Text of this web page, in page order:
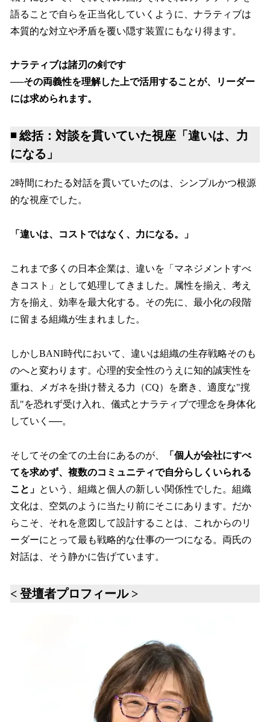
語ることで自らを正当化していくように、ナラティブは
本質的な対立や矛盾を覆い隠す装置にもなり得ます。
ナラティブは諸刃の剣です
──その両義性を理解した上で活用することが、リーダー
には求められます。
◾️ 総括：対談を貫いていた視座「違いは、力
になる」
2時間にわたる対話を貫いていたのは、シンプルかつ根源
的な視座でした。
「違いは、コストではなく、力になる。」
これまで多くの日本企業は、違いを「マネジメントすべ
きコスト」として処理してきました。属性を揃え、考え
方を揃え、効率を最大化する。その先に、最小化の段階
に留まる組織が生まれました。
しかしBANI時代において、違いは組織の生存戦略そのも
のへと変わります。心理的安全性のうえに知的誠実性を
重ね、メガネを掛け替える力（CQ）を磨き、適度な"撹
乱"を恐れず受け入れ、儀式とナラティブで理念を身体化
していく──。
そしてその全ての土台にあるのが、
「個人が会社にすべ
てを求めず、複数のコミュニティで自分らしくいられる
こと」 という、組織と個人の新しい関係性でした。組織
文化は、空気のように当たり前にそこにあります。だか
らこそ、それを意図して設計することは、これからのリ
ーダーにとって最も戦略的な仕事の一つになる。両氏の
対話は、そう静かに告げています。
< 登壇者プロフィール >